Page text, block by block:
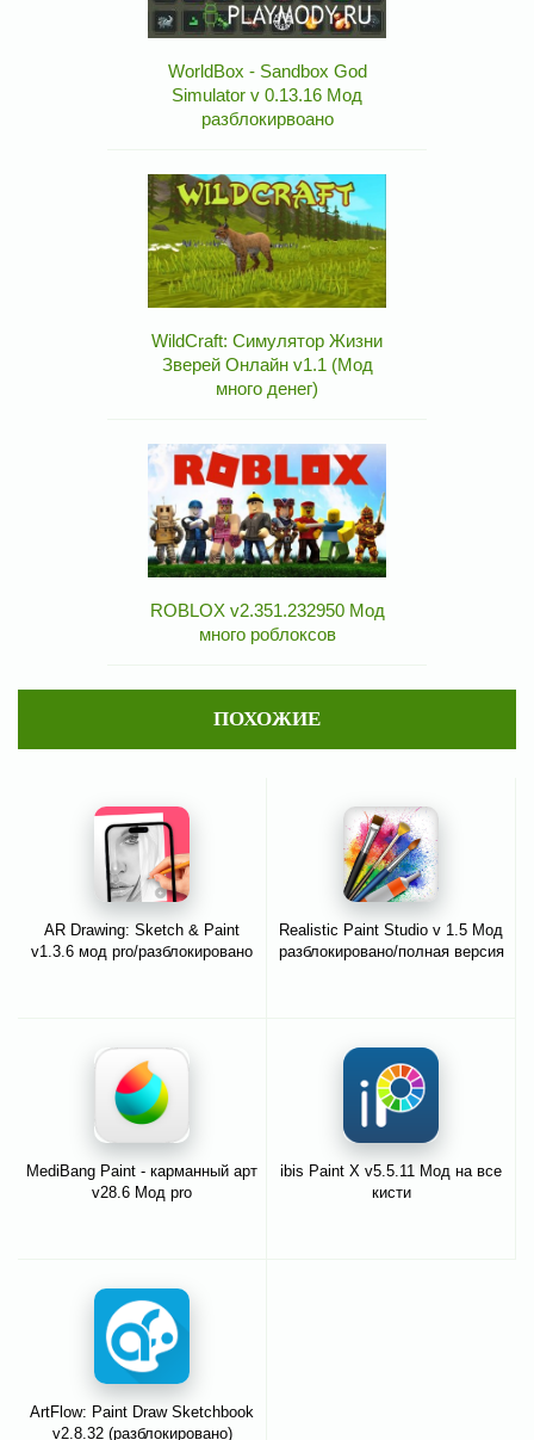
WorldBox - Sandbox God
Simulator v 0.13.16 Мод
разблокирвоано
WildCraft: Симулятор Жизни
Зверей Онлайн v1.1 (Мод
много денег)
ROBLOX v2.351.232950 Мод
много роблоксов
ПОХОЖИЕ
AR Drawing: Sketch & Paint
v1.3.6 мод pro/разблокировано
Realistic Paint Studio v 1.5 Мод
разблокировано/полная версия
MediBang Paint - карманный арт
v28.6 Мод pro
ibis Paint X v5.5.11 Мод на все
кисти
ArtFlow: Paint Draw Sketchbook
v2.8.32 (разблокировано)